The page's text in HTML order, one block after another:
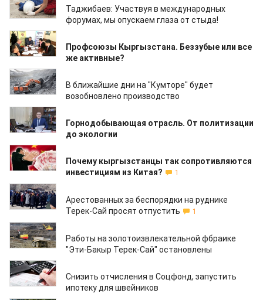
Таджибаев: Участвуя в международных
форумах, мы опускаем глаза от стыда!
14.02.2020
Профсоюзы Кыргызстана. Беззубые или все
же активные?
23.01.2020
В ближайшие дни на "Кумторе" будет
возобновлено производство
23.12.2019
Горнодобывающая отрасль. От политизации
до экологии
17.12.2018
Почему кыргызстанцы так сопротивляются
инвестициям из Китая?
1
12.12.2018
Арестованных за беспорядки на руднике
Терек-Сай просят отпустить
1
05.12.2018
Работы на золотоизвлекательной фбраике
"Эти-Бакыр Терек-Сай" остановлены
18.09.2018
Снизить отчисления в Соцфонд, запустить
ипотеку для швейников